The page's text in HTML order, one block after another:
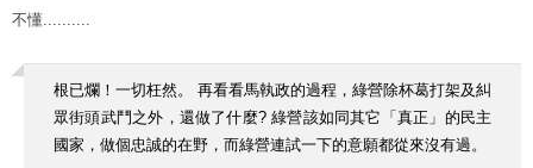
不懂..........
根已爛！一切枉然。 再看看馬執政的過程，綠營除杯葛打架及糾
眾街頭武鬥之外，還做了什麼? 綠營該如同其它「真正」的民主
國家，做個忠誠的在野，而綠營連試一下的意願都從來沒有過。